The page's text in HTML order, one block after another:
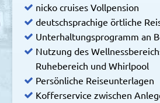
nicko cruises Vollpension
deutschsprachige örtliche
Unterhaltungsprogramm an
Nutzung des
Ruhebereich und Whirlpool
Persönliche Reiseunterlagen
Kofferservice zwischen